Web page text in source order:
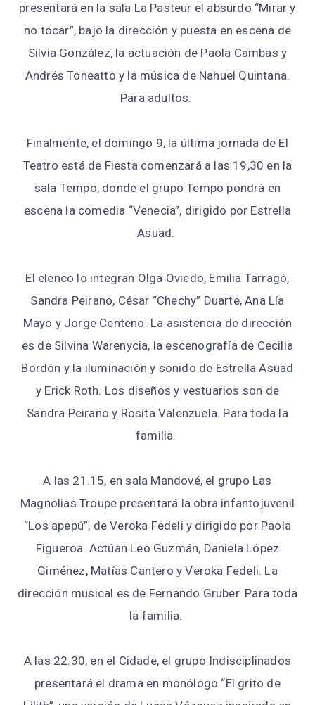
presentará en la sala La Pasteur el absurdo “Mirar y
no tocar”, bajo la dirección y puesta en escena de
Silvia González, la actuación de Paola Cambas y
Andrés Toneatto y la música de Nahuel Quintana.
Para adultos.
Finalmente, el domingo 9, la última jornada de El
Teatro está de Fiesta comenzará a las 19,30 en la
sala Tempo, donde el grupo Tempo pondrá en
escena la comedia “Venecia”, dirigido por Estrella
Asuad.
El elenco lo integran Olga Oviedo, Emilia Tarragó,
Sandra Peirano, César “Chechy” Duarte, Ana Lía
Mayo y Jorge Centeno. La asistencia de dirección
es de Silvina Warenycia, la escenografía de Cecilia
Bordón y la iluminación y sonido de Estrella Asuad
y Erick Roth. Los diseños y vestuarios son de
Sandra Peirano y Rosita Valenzuela. Para toda la
familia.
A las 21.15, en sala Mandové, el grupo Las
Magnolias Troupe presentará la obra infantojuvenil
“Los apepú”, de Veroka Fedeli y dirigido por Paola
Figueroa. Actúan Leo Guzmán, Daniela López
Giménez, Matías Cantero y Veroka Fedeli. La
dirección musical es de Fernando Gruber. Para toda
la familia.
A las 22.30, en el Cidade, el grupo Indisciplinados
presentará el drama en monólogo “El grito de